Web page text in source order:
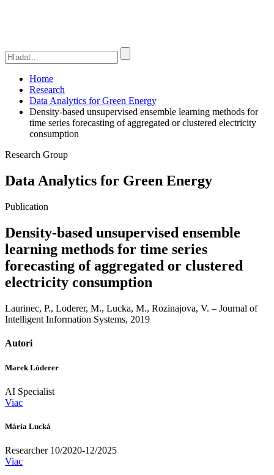
Home
Research
Data Analytics for Green Energy
Density-based unsupervised ensemble learning methods for
time series forecasting of aggregated or clustered electricity
consumption
Research Group
Data Analytics for Green Energy
Publication
Density-based unsupervised ensemble
learning methods for time series
forecasting of aggregated or clustered
electricity consumption
Laurinec, P., Loderer, M., Lucka, M., Rozinajova, V. – Journal of
Intelligent Information Systems, 2019
Autori
Marek Lóderer
AI Specialist
Viac
Mária Lucká
Researcher 10/2020-12/2025
Viac